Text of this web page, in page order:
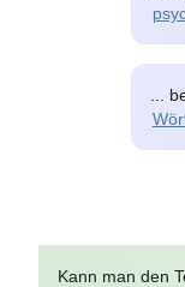
...
Kann man den